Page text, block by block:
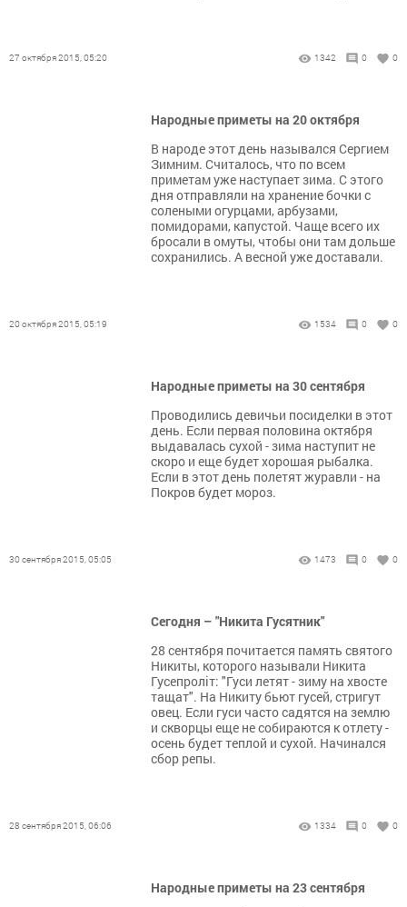
27 октября 2015, 05:20 1342 0 0
Народные приметы на 20 октября
В народе этот день назывался Сергием
Зимним. Считалось, что по всем
приметам уже наступает зима. С этого
дня отправляли на хранение бочки с
солеными огурцами, арбузами,
помидорами, капустой. Чаще всего их
бросали в омуты, чтобы они там дольше
сохранились. А весной уже доставали.
20 октября 2015, 05:19 1534 0 0
Народные приметы на 30 сентября
Проводились девичьи посиделки в этот
день. Если первая половина октября
выдавалась сухой - зима наступит не
скоро и еще будет хорошая рыбалка.
Если в этот день полетят журавли - на
Покров будет мороз.
30 сентября 2015, 05:05 1473 0 0
Сегодня – "Никита Гусятник"
28 сентября почитается память святого
Никиты, которого называли Никита
Гусепроліт: "Гуси летят - зиму на хвосте
тащат". На Никиту бьют гусей, стригут
овец. Если гуси часто садятся на землю
и скворцы еще не собираются к отлету -
осень будет теплой и сухой. Начинался
сбор репы.
28 сентября 2015, 06:06 1334 0 0
Народные приметы на 23 сентября